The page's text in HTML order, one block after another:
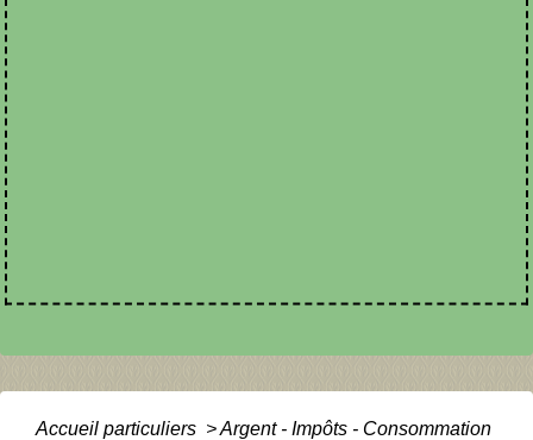
Accueil particuliers >Argent - Impôts - Consommation